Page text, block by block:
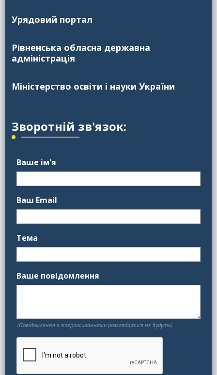
Урядовий портал
Рівненська обласна державна
адміністрація
Міністерство освіти і науки України
Зворотній зв'язок:
Ваше ім'я
Ваш Email
Тема
Ваше повідомлення
(Повідомлення з гіперпосиланнями розглядатися не будуть)